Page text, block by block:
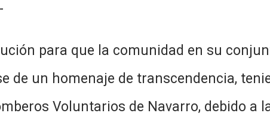
para que la comunidad en su
de un homenaje de transcendencia,
Voluntarios de Navarro, debido a